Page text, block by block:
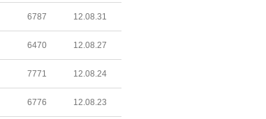
6787 12.08.31
6470 12.08.27
7771 12.08.24
6776 12.08.23